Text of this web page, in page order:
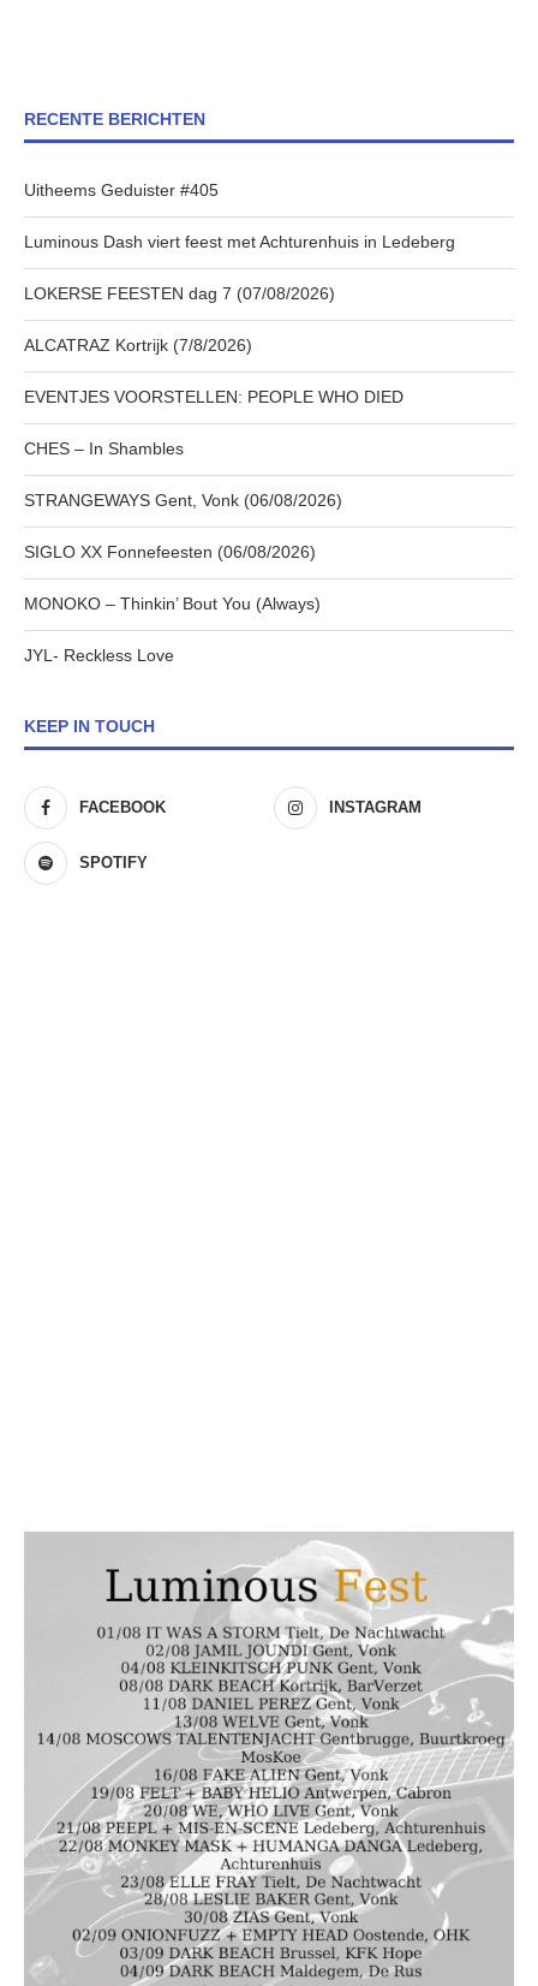
RECENTE BERICHTEN
Uitheems Geduister #405
Luminous Dash viert feest met Achturenhuis in Ledeberg
LOKERSE FEESTEN dag 7 (07/08/2026)
ALCATRAZ Kortrijk (7/8/2026)
EVENTJES VOORSTELLEN: PEOPLE WHO DIED
CHES – In Shambles
STRANGEWAYS Gent, Vonk (06/08/2026)
SIGLO XX Fonnefeesten (06/08/2026)
MONOKO – Thinkin’ Bout You (Always)
JYL- Reckless Love
KEEP IN TOUCH
FACEBOOK INSTAGRAM
SPOTIFY